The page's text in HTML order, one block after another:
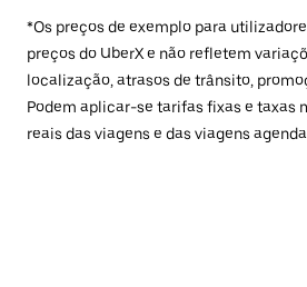
*Os preços de exemplo para
preços do UberX e não refletem
localização, atrasos de trânsito,
Podem aplicar-se tarifas fixas e taxas
reais das viagens e das viagens